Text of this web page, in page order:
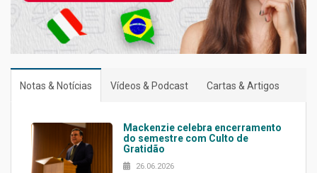
Notas & Notícias Vídeos & Podcast Cartas & Artigos
Mackenzie celebra encerramento
do semestre com Culto de
Gratidão
26.06.2026